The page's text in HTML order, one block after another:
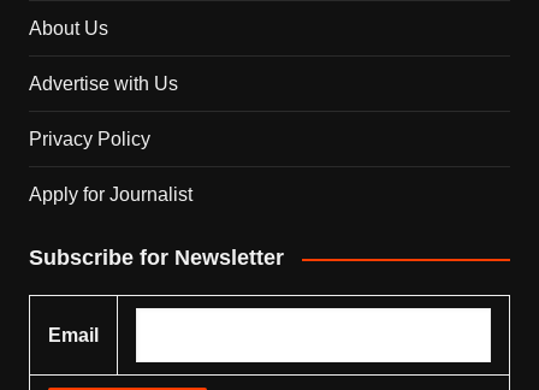
About Us
Advertise with Us
Privacy Policy
Apply for Journalist
Subscribe for Newsletter
Email